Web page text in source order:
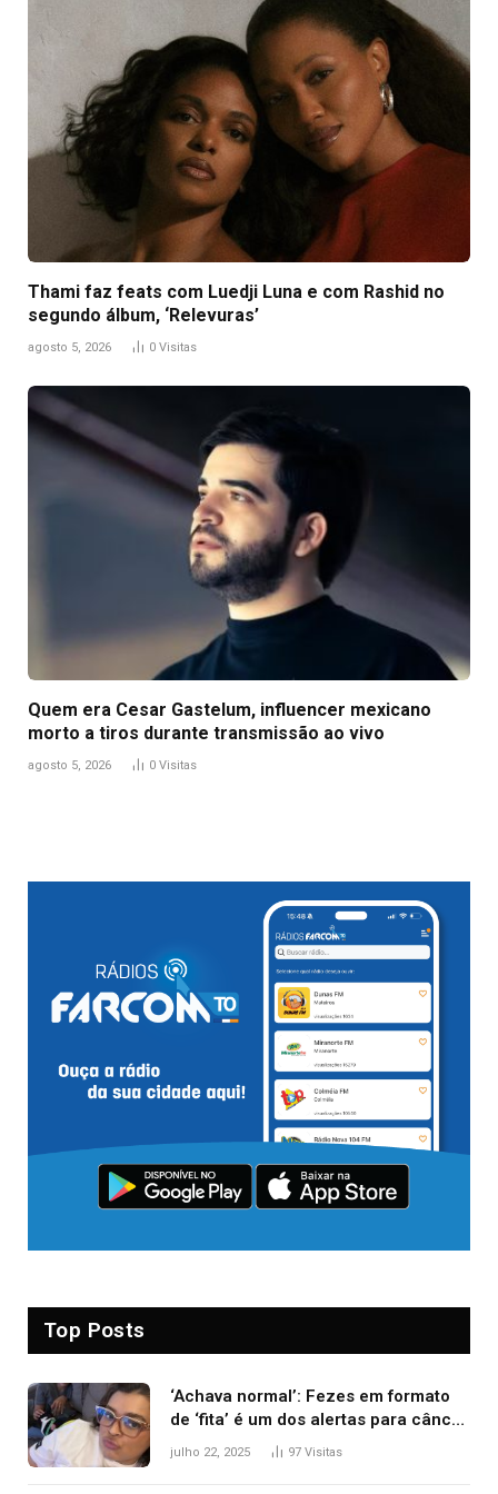
Thami faz feats com Luedji Luna e com Rashid no
segundo álbum, ‘Relevuras’
agosto 5, 2026 0 Visitas
Quem era Cesar Gastelum, influencer mexicano
morto a tiros durante transmissão ao vivo
agosto 5, 2026 0 Visitas
Top Posts
‘Achava normal’: Fezes em formato
de ‘fita’ é um dos alertas para câncer
colorretal; relembre fala de Preta Gil
julho 22, 2025 97 Visitas